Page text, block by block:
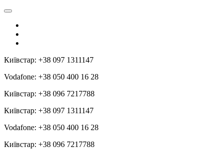
Київстар: +38 097 1311147
Vodafone: +38 050 400 16 28
Київстар: +38 096 7217788
Київстар: +38 097 1311147
Vodafone: +38 050 400 16 28
Київстар: +38 096 7217788